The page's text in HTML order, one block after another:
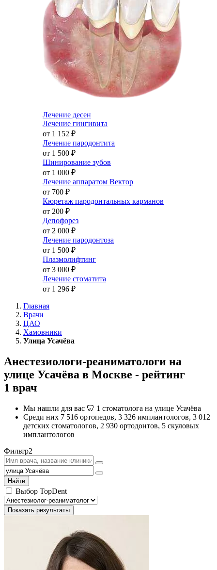
Лечение десен
Лечение гингивита
от 1 152 ₽
Лечение пародонтита
от 1 500 ₽
Шинирование зубов
от 1 000 ₽
Лечение аппаратом Вектор
от 700 ₽
Кюретаж пародонтальных карманов
от 200 ₽
Депофорез
от 2 000 ₽
Лечение пародонтоза
от 1 500 ₽
Плазмолифтинг
от 3 000 ₽
Лечение стоматита
от 1 296 ₽
Главная
Врачи
ЦАО
Хамовники
Улица Усачёва
Анестезиологи-реаниматологи на
улице Усачёва в Москве - рейтинг
1 врач
Мы нашли для вас 🦷 1 стоматолога на улице Усачёва
Среди них 7 516 ортопедов, 3 326 имплантологов, 3 012
детских стоматологов, 2 930 ортодонтов, 5 скуловых
имплантологов
Фильтр2
Найти
Выбор TopDent
Показать результаты